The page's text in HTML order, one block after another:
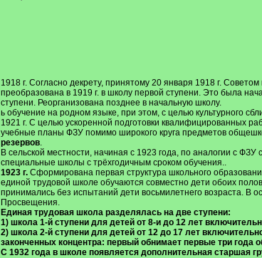
1918 г. Согласно декрету, принятому 20 января 1918 г.
преобразована в 1919 г. в школу первой ступени. Это была
ступени. Реорганизована позднее в начальную школу.
ь обучение на родном языке, при этом, с целью культурного
1921 г. С целью ускоренной подготовки квалифицированных
учебные планы ФЗУ помимо широкого круга предметов
резервов.
В сельской местности, начиная с 1923 года, по аналогии с
специальные школы с трёхгодичным сроком обучения..
1923 г.Сформирована первая структура школьного
единой трудовой школе обучаются совместно дети обоих
принимались без испытаний дети восьмилетнего возраста.
Просвещения.
Единая трудовая школа разделялась на две ступени:
1) школа 1-й ступени для детей от 8-и до 12 лет
2) школа 2-й ступени для детей от 12 до 17 лет
законченных концентра: первый обнимает первые три года
С 1932 года в школе появляется дополнительная старшая